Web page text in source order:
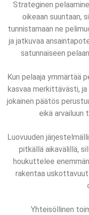
Strateginen
oikeaan suuntaan,
tunnistamaan ne
ja jatkuvaa
satunnaiseen
Kun pelaaja ymmärtää
kasvaa merkittävästi, ja
jokainen päätös
eikä arvailuun
Luovuuden
pitkällä aikavälillä,
houkuttelee
rakentaa
Yhteisöllinen